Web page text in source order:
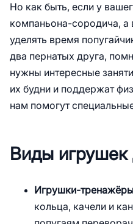
Но как быть, если у
компаньона-сородича, а
уделять время
два пернатых друга,
нужны интересные
их будни и поддержат
нам помогут
Виды игрушек
Игрушки-
кольца, качели и